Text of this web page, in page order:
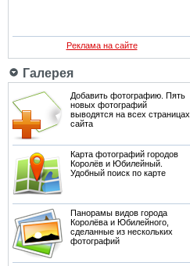
Реклама на сайте
Галерея
Добавить фотографию. Пять
новых фотографий
выводятся на всех страницах
сайта
Карта фотографий городов
Королёв и Юбилейный.
Удобный поиск по карте
Панорамы видов города
Королёва и Юбилейного,
сделанные из нескольких
фотографий